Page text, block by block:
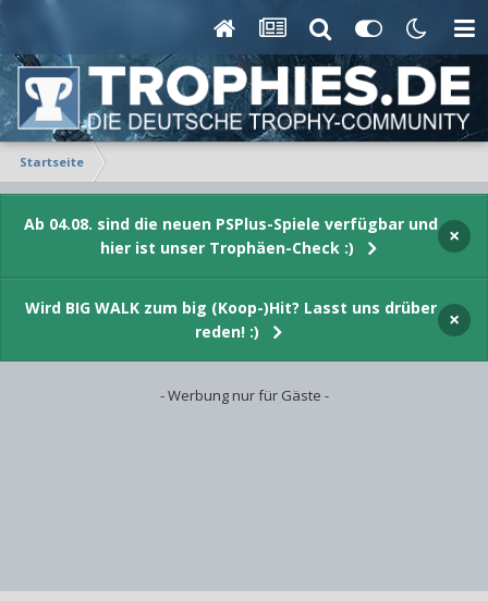
Startseite
Ab 04.08. sind die neuen PSPlus-Spiele verfügbar und
hier ist unser Trophäen-Check :)
×
Wird BIG WALK zum big (Koop-)Hit? Lasst uns drüber
reden! :)
×
- Werbung nur für Gäste -